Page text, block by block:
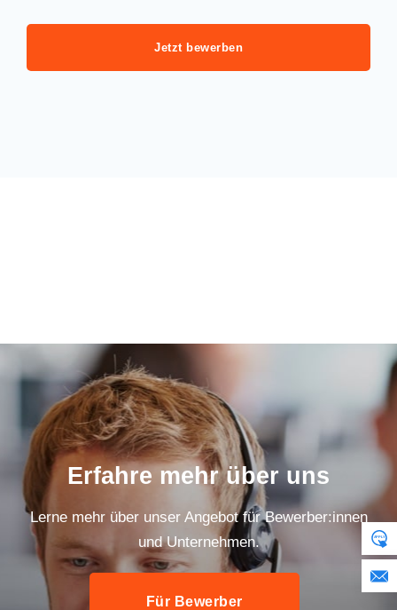
Jetzt bewerben
Erfahre mehr über uns
Lerne mehr über unser Angebot für Bewerber:innen
und Unternehmen.
Für Bewerber